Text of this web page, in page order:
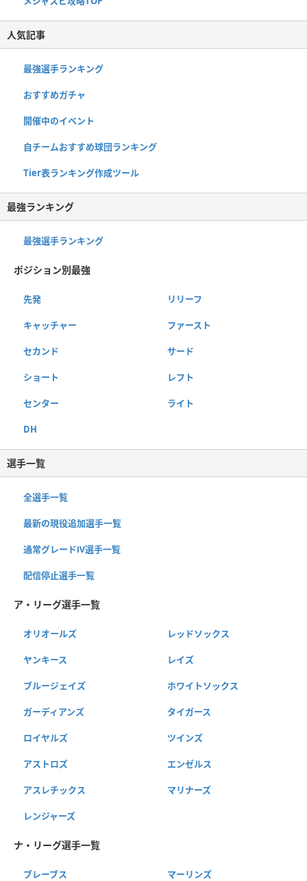
人気記事
最強選手ランキング
おすすめガチャ
開催中のイベント
自チームおすすめ球団ランキング
Tier表ランキング作成ツール
最強ランキング
最強選手ランキング
ポジション別最強
先発 リリーフ
キャッチャー ファースト
セカンド サード
ショート レフト
センター ライト
DH
選手一覧
全選手一覧
最新の現役追加選手一覧
通常グレードⅣ選手一覧
配信停止選手一覧
ア・リーグ選手一覧
オリオールズ レッドソックス
ヤンキース レイズ
ブルージェイズ ホワイトソックス
ガーディアンズ タイガース
ロイヤルズ ツインズ
アストロズ エンゼルス
アスレチックス マリナーズ
レンジャーズ
ナ・リーグ選手一覧
ブレーブス マーリンズ